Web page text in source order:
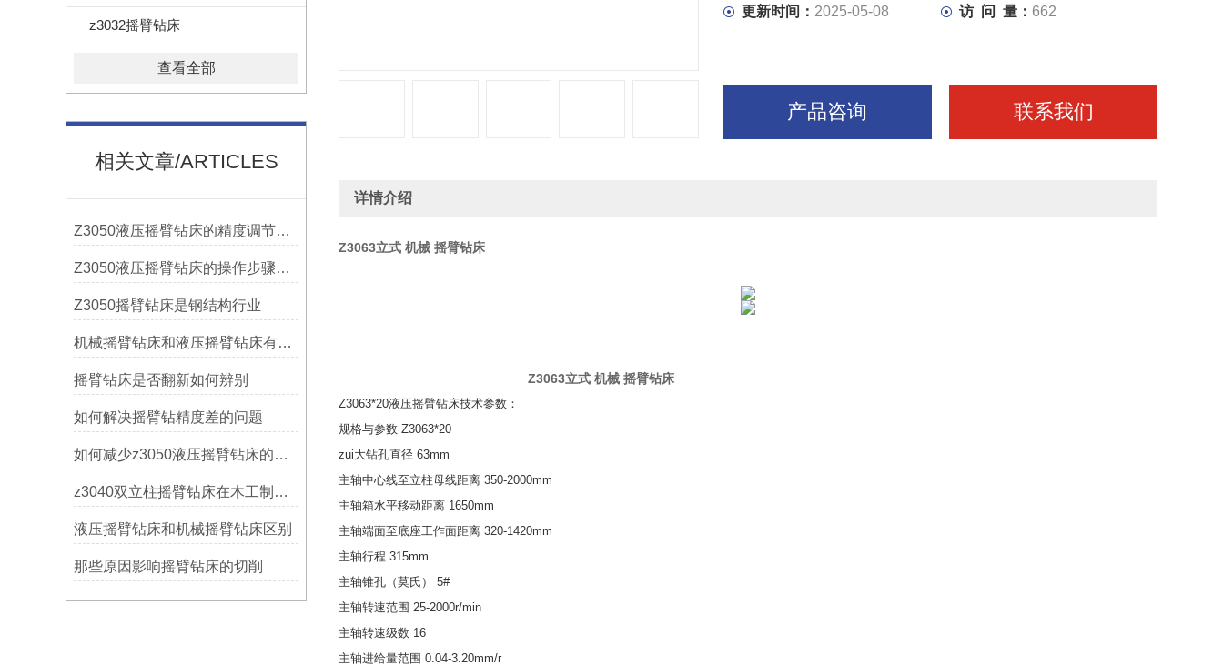
z3032摇臂钻床
查看全部
相关文章/ARTICLES
Z3050液压摇臂钻床的精度调节与稳定性提升
Z3050液压摇臂钻床的操作步骤与安全注意事项
Z3050摇臂钻床是钢结构行业
机械摇臂钻床和液压摇臂钻床有什么区别
摇臂钻床是否翻新如何辨别
如何解决摇臂钻精度差的问题
如何减少z3050液压摇臂钻床的故障和维修成本？
z3040双立柱摇臂钻床在木工制作中的应用
液压摇臂钻床和机械摇臂钻床区别
那些原因影响摇臂钻床的切削
全液压Z3050摇臂钻床（4）摇臂上导轨，外柱圆表面，主轴、主轴套
更新时间： 2025-05-08 访 问 量： 662
产品咨询 联系我们
详情介绍
Z3063立式 机械 摇臂钻床
Z3063立式 机械 摇臂钻床
Z3063*20液压摇臂钻床技术参数：
规格与参数 Z3063*20
zui大钻孔直径 63mm
主轴中心线至立柱母线距离 350-2000mm
主轴箱水平移动距离 1650mm
主轴端面至底座工作面距离 320-1420mm
主轴行程 315mm
主轴锥孔（莫氏） 5#
主轴转速范围 25-2000r/min
主轴转速级数 16
主轴进给量范围 0.04-3.20mm/r